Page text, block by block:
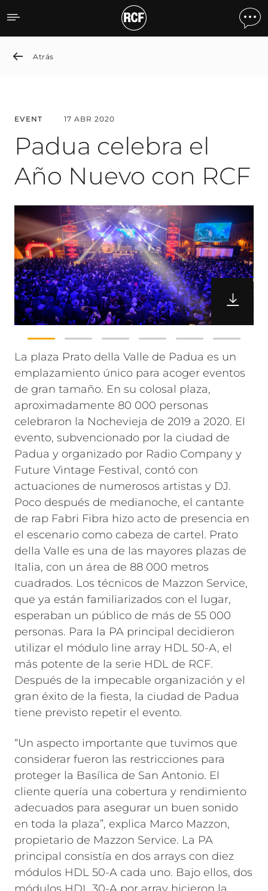
Padua Celebrates the
Atrás
EVENT 17 ABR 2020
Padua celebra el
Año Nuevo con RCF
La plaza Prato della Valle de Padua es un
emplazamiento único para acoger eventos
de gran tamaño. En su colosal plaza,
aproximadamente 80 000 personas
celebraron la Nochevieja de 2019 a 2020. El
evento, subvencionado por la ciudad de
Padua y organizado por Radio Company y
Future Vintage Festival, contó con
actuaciones de numerosos artistas y DJ.
Poco después de medianoche, el cantante
de rap Fabri Fibra hizo acto de presencia en
el escenario como cabeza de cartel. Prato
della Valle es una de las mayores plazas de
Italia, con un área de 88 000 metros
cuadrados. Los técnicos de Mazzon Service,
que ya están familiarizados con el lugar,
esperaban un público de más de 55 000
personas. Para la PA principal decidieron
utilizar el módulo line array HDL 50-A, el
más potente de la serie HDL de RCF.
Después de la impecable organización y el
gran éxito de la fiesta, la ciudad de Padua
tiene previsto repetir el evento.
“Un aspecto importante que tuvimos que
considerar fueron las restricciones para
proteger la Basílica de San Antonio. El
cliente quería una cobertura y rendimiento
adecuados para asegurar un buen sonido
en toda la plaza”, explica Marco Mazzon,
propietario de Mazzon Service. La PA
principal consistía en dos arrays con diez
módulos HDL 50-A cada uno. Bajo ellos, dos